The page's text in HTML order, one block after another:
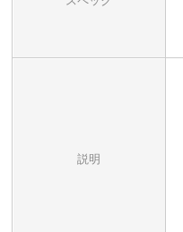
説明